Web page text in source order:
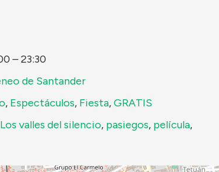
–23:30
de Santander
, Espectáculos, Fiesta,GRATIS
Los valles del silencio, pasiegos, película,